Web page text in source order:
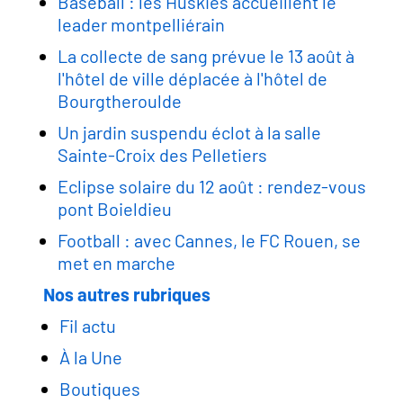
leader montpelliérain
La collecte de sang prévue le 13 août à
l'hôtel de ville déplacée à l'hôtel de
Bourgtheroulde
Un jardin suspendu éclot à la salle
Sainte-Croix des Pelletiers
Eclipse solaire du 12 août : rendez-vous
pont Boieldieu
Football : avec Cannes, le FC Rouen, se
met en marche
Nos autres rubriques
Fil actu
À la Une
Boutiques